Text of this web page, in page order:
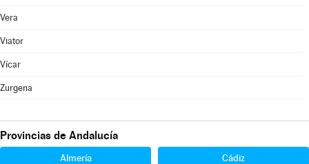
Vera
Viator
Vícar
Zurgena
Provincias de Andalucía
Almería Cádiz